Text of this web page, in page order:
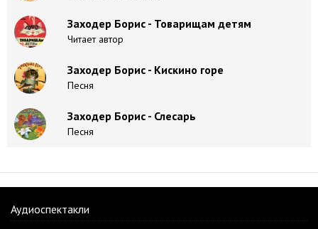
Заходер Борис - Товарищам детям
Читает автор
Заходер Борис - Кискино горе
Песня
Заходер Борис - Слесарь
Песня
Аудиоспектакли